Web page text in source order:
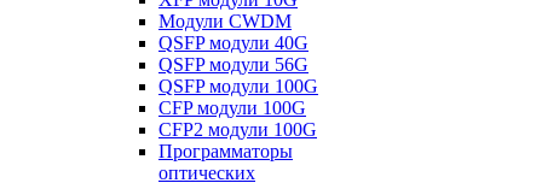
Модули CWDM
QSFP модули 40G
QSFP модули 56G
QSFP модули 100G
CFP модули 100G
CFP2 модули 100G
Программаторы
оптических